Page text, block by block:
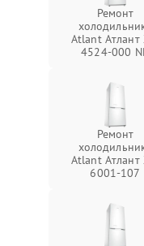
Ремонт
Atlant
4524-000
Ремонт
Atlant
6001-107